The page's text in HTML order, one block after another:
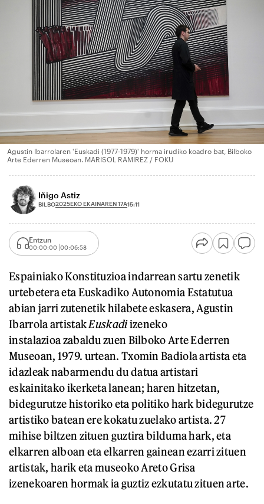
Agustin Ibarrolaren 'Euskadi (1977-1979)' horma irudiko koadro bat, Bilboko
Arte Ederren Museoan. MARISOL RAMIREZ / FOKU
Iñigo Astiz
BILBO2025EKO EKAINAREN 17A15:11
Entzun
00:00:00 00:06:58
Espainiako Konstituzioa indarrean sartu zenetik
urtebetera eta Euskadiko Autonomia Estatutua
abian jarri zutenetik hilabete eskasera, Agustin
Ibarrola artistakEuskadiizeneko
instalazioa zabaldu zuen Bilboko Arte Ederren
Museoan, 1979. urtean. Txomin Badiola artista eta
idazleak nabarmendu du datua artistari
eskainitako ikerketa lanean; haren hitzetan,
bidegurutze historiko eta politiko hark bidegurutze
artistiko batean ere kokatu zuelako artista. 27
mihise biltzen zituen guztira bilduma hark, eta
elkarren alboan eta elkarren gainean ezarri zituen
artistak, harik eta museoko Areto Grisa
izenekoaren hormak ia guztiz ezkutatu zituen arte.